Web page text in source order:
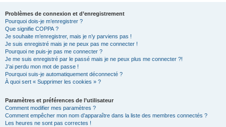
Problèmes de connexion et d’enregistrement
Pourquoi dois-je m’enregistrer ?
Que signifie COPPA ?
Je souhaite m’enregistrer, mais je n’y parviens pas !
Je suis enregistré mais je ne peux pas me connecter !
Pourquoi ne puis-je pas me connecter ?
Je me suis enregistré par le passé mais je ne peux plus me connecter ?!
J’ai perdu mon mot de passe !
Pourquoi suis-je automatiquement déconnecté ?
À quoi sert « Supprimer les cookies » ?
Paramètres et préférences de l’utilisateur
Comment modifier mes paramètres ?
Comment empêcher mon nom d’apparaître dans la liste des membres connectés ?
Les heures ne sont pas correctes !